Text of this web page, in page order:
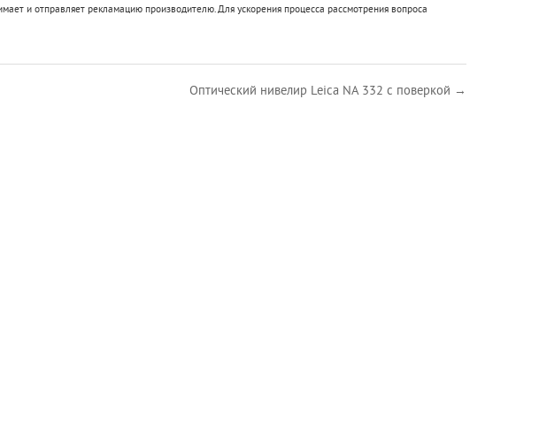
и отправляет рекламацию производителю. Для ускорения процесса рассмотрения вопроса
Оптический нивелир Leica NA 332 с поверкой →